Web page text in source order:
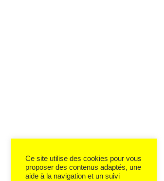
Ce site utilise des cookies pour vous
proposer des contenus adaptés, une
aide à la navigation et un suivi